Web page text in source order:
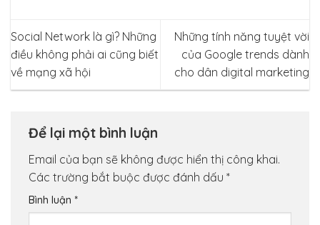
Social Network là gì? Những
điều không phải ai cũng biết
về mạng xã hội
Những tính năng tuyệt vời
của Google trends dành
cho dân digital marketing
Để lại một bình luận
Email của bạn sẽ không được hiển thị công khai.
Các trường bắt buộc được đánh dấu *
Bình luận *